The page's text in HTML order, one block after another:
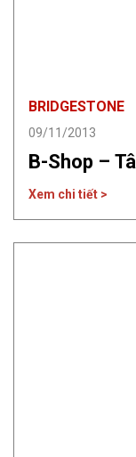
BRIDGESTONE
09/11/2013
B-Shop –
Xem chi tiết >